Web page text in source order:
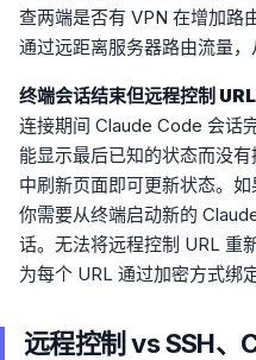
查两端是否有 VPN 在增加路
通过远距离服务器路由流量，
终端会话结束但远程控制
连接期间 Claude Code 会话
能显示最后已知的状态而没
中刷新页面即可更新状态。
你需要从终端启动新的
话。无法将远程控制 URL 重
为每个 URL 通过加密方式绑
远程控制 vs SSH、